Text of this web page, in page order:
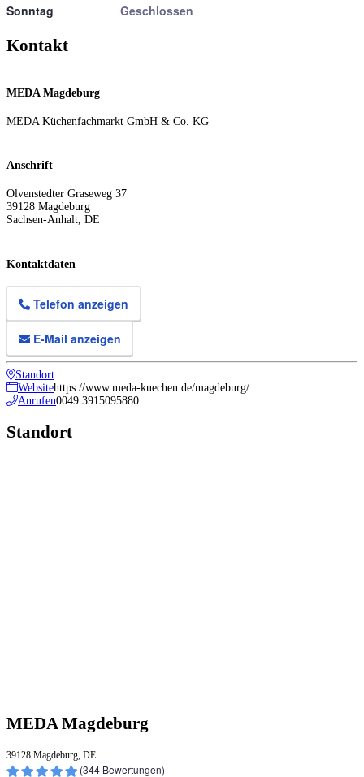
Sonntag
Geschlossen
Kontakt
MEDA Magdeburg
MEDA Küchenfachmarkt GmbH & Co. KG
Anschrift
Olvenstedter Graseweg 37
39128 Magdeburg
Sachsen-Anhalt DE
Kontaktdaten
Telefon anzeigen
E-Mail anzeigen
Standort
Websitehttps://www.meda-kuechen.de/magdeburg/
Anrufen0049 3915095880
Standort
MEDA Magdeburg
39128 Magdeburg, DE
(344 Bewertungen)